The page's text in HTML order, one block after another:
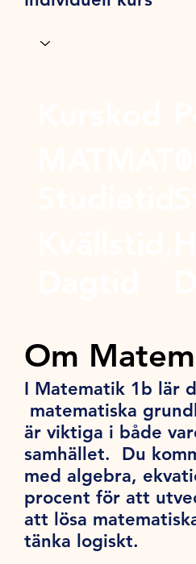
Om
I Matematik 1b lär
matematiska
är viktiga i både
samhället. Du
med algebra,
procent för att
att lösa
tänka logiskt.